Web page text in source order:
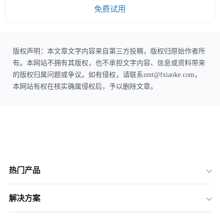
免费试用
版权声明：本文章文字内容来自第三方投稿，版权归原始作者所
有。本网站不拥有其版权，也不承担文字内容、信息或资料带来
的版权归属问题或争议。如有侵权，请联系zmt@fxiaoke.com，
本网站有权在核实确属侵权后，予以删除文章。
热门产品
解决方案